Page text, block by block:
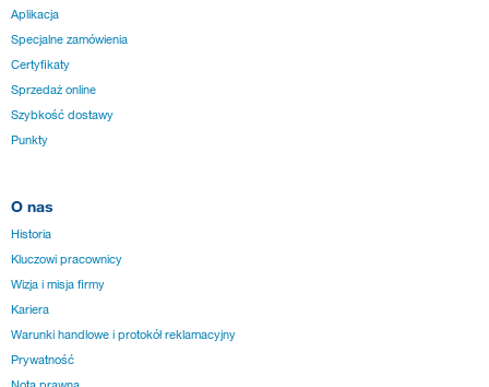
Aplikacja
Specjalne zamówienia
Certyfikaty
Sprzedaż online
Szybkość dostawy
Punkty
O nas
Historia
Kluczowi pracownicy
Wizja i misja firmy
Kariera
Warunki handlowe i protokół reklamacyjny
Prywatność